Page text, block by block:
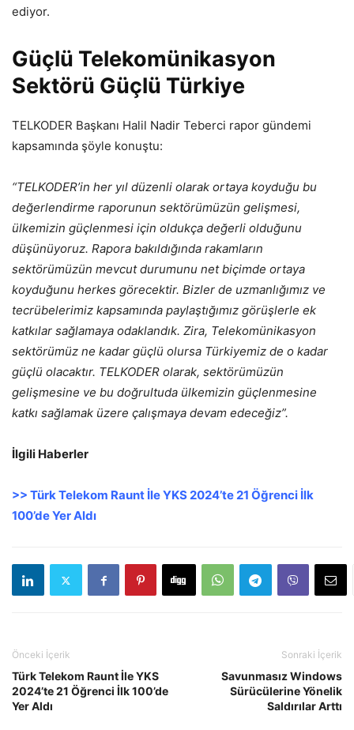
ediyor.
Güçlü Telekomünikasyon
Sektörü Güçlü Türkiye
TELKODER Başkanı Halil Nadir Teberci rapor gündemi
kapsamında şöyle konuştu:
“TELKODER’in her yıl düzenli olarak ortaya koyduğu bu
değerlendirme raporunun sektörümüzün gelişmesi,
ülkemizin güçlenmesi için oldukça değerli olduğunu
düşünüyoruz. Rapora bakıldığında rakamların
sektörümüzün mevcut durumunu net biçimde ortaya
koyduğunu herkes görecektir. Bizler de uzmanlığımız ve
tecrübelerimiz kapsamında paylaştığımız görüşlerle ek
katkılar sağlamaya odaklandık. Zira, Telekomünikasyon
sektörümüz ne kadar güçlü olursa Türkiyemiz de o kadar
güçlü olacaktır. TELKODER olarak, sektörümüzün
gelişmesine ve bu doğrultuda ülkemizin güçlenmesine
katkı sağlamak üzere çalışmaya devam edeceğiz”.
İlgili Haberler
>> Türk Telekom Raunt İle YKS 2024’te 21 Öğrenci İlk
100’de Yer Aldı
Önceki İçerik
Türk Telekom Raunt İle YKS
2024’te 21 Öğrenci İlk 100’de
Yer Aldı
Sonraki İçerik
Savunmasız Windows
Sürücülerine Yönelik
Saldırılar Arttı